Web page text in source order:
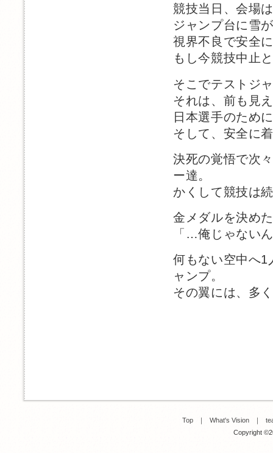
競技当日、会場
ジャンプ台に雪
視界不良で安全
もし今競技中止
そこでテストジ
それは、前も見
日本選手のため
そして、安全に
決死の覚悟で次
ー達。
かくして競技は
金メダルを決め
「…俺じゃない
何もない空中へ1
ャンプ。
その翼には、多
Top ｜ What's Vision ｜
Copyright